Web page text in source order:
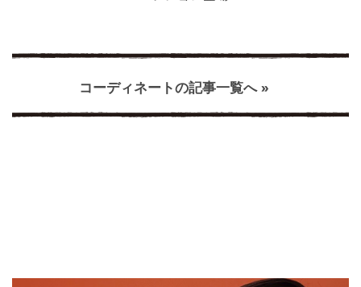
コーディネートの記事一覧へ »